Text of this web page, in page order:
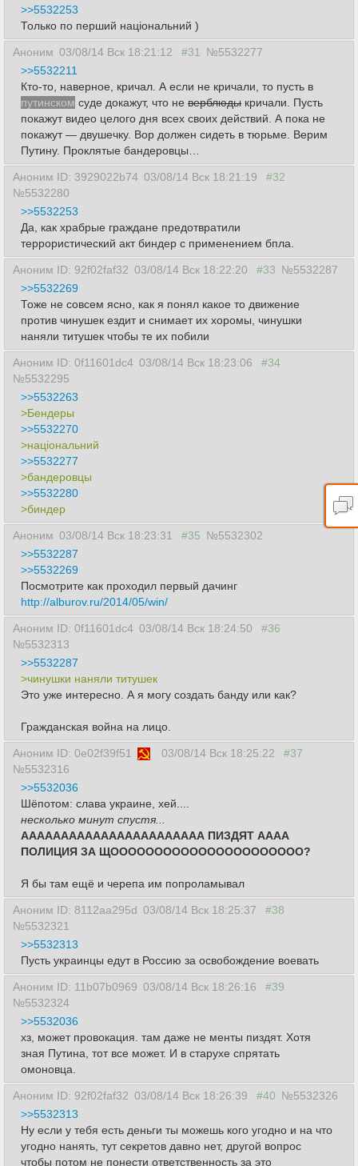
>>5532253
Только по перший національний )
Аноним 03/08/14 Вск 18:21:12 #31
№5532277
>>5532211
Кто-то, наверное, кричал. А если не кричали, то пусть в
путинском суде докажут, что не верблюды кричали. Пусть
покажут видео целого дня всех своих действий. А пока не
покажут — двушечку. Вор должен сидеть в тюрьме. Верим
Путину. Проклятые бандеровцы…
Аноним ID: 3929022b74 03/08/14 Вск 18:21:19
#32
№5532280
>>5532253
Да, как храбрые граждане предотвратили
террористический акт биндер с применением бпла.
Аноним ID: 92f02faf32 03/08/14 Вск 18:22:20 #33 №5532287
>>5532269
Тоже не совсем ясно, как я понял какое то движение
против чинушек ездит и снимает их хоромы, чинушки
наняли титушек чтобы те их побили
Аноним ID: 0f11601dc4 03/08/14 Вск 18:23:06
#34
№5532295
>>5532263
>Бендеры
>>5532270
>національний
>>5532277
>бандеровцы
>>5532280
>биндер
Аноним 03/08/14 Вск 18:23:31 #35 №5532302
>>5532287
>>5532269
Посмотрите как проходил первый дачинг
http://alburov.ru/2014/05/win/
Аноним ID: 0f11601dc4 03/08/14 Вск 18:24:50
#36
№5532313
>>5532287
>чинушки наняли титушек
Это уже интересно. А я могу создать банду или как?
Гражданская война на лицо.
Аноним ID: 0e02f39f51 03/08/14 Вск 18:25:22
#37
№5532316
>>5532036
Шёпотом: слава украине, хей....
несколько минут спустя...
ААААААААААААААААААААААА ПИЗДЯТ АААА
ПОЛИЦИЯ ЗА ЩОООООООООООООООООООООО?
Я бы там ещё и черепа им попроламывал
Аноним ID: 8112aa295d 03/08/14 Вск 18:25:37
#38
№5532321
>>5532313
Пусть украинцы едут в Россию за освобождение воевать
Аноним ID: 11b07b0969 03/08/14 Вск 18:26:16
#39
№5532324
>>5532036
хз, может провокация. там даже не менты пиздят. Хотя
зная Путина, тот все может. И в старухе спрятать
омоновца.
Аноним ID: 92f02faf32 03/08/14 Вск 18:26:39 #40 №5532326
>>5532313
Ну если у тебя есть деньги ты можешь кого угодно и на что
угодно нанять, тут секретов давно нет, другой вопрос
чтобы потом не понести ответственность за это